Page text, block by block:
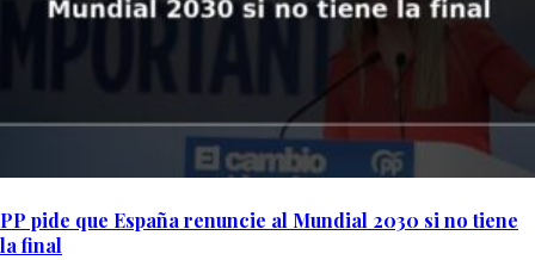
PP pide que España renuncie al Mundial 2030 si no tiene
la final